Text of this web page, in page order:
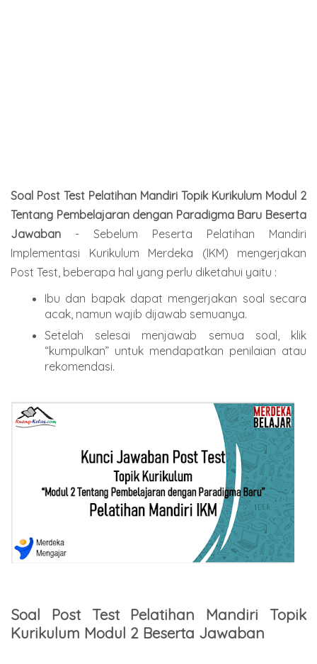
Soal Post Test Pelatihan Mandiri Topik Kurikulum Modul 2
Tentang Pembelajaran dengan Paradigma Baru Beserta
Jawaban - Sebelum Peserta Pelatihan Mandiri
Implementasi Kurikulum Merdeka (IKM) mengerjakan
Post Test, beberapa hal yang perlu diketahui yaitu :
Ibu dan bapak dapat mengerjakan soal secara
acak, namun wajib dijawab semuanya.
Setelah selesai menjawab semua soal, klik
“kumpulkan” untuk mendapatkan penilaian atau
rekomendasi.
Soal Post Test Pelatihan Mandiri Topik
Kurikulum Modul 2 Beserta Jawaban